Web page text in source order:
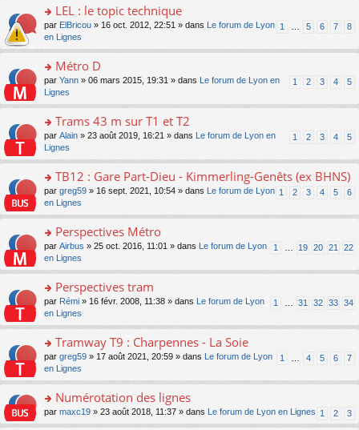
s
ré
c
e
n
le
s
ré
e
g
e
n
o
n
le
s
ré
e
e
s
s
e
n
o
n
lu
pl
ré
c
e
nt
ult
er
le
m
e
s
s
e
n
o
n
lu
pl
ré
c
e
nt
o
n
s
er
le
m
e
s
s
a
n
o
n
lu
le
u
c
e
nt
LEL : le topic technique
1 5 6 7 8
par ElBricou » 16 oct. 2012, 22:51 » dans
Le forum de Lyon
en Lignes
o
s
er
le
m
e
s
s
a
n
o
n
lu
le
u
c
e
nt
Métro D
1 2 3 4 5
par Yann » 06 mars 2015, 19:31 » dans
Le forum de Lyon en
Lignes
o
s
er
le
m
e
s
s
a
n
o
n
lu
le
u
c
e
nt
Trams 43 m sur T1 et T2
1 2 3 4 5
par Alain » 23 août 2019, 16:21 » dans
Le forum de Lyon en
Lignes
o
n
s
er
le
m
e
s
s
a
n
o
n
lu
le
u
TB12 : Gare Part-Dieu - Kimmerling-Genêts (ex BHNS)
1 2 3 4 5 6
par greg59 » 16 sept. 2021, 10:54 » dans
Le forum de Lyon
en Lignes
o
n
s
er
le
m
e
s
s
a
n
o
n
Perspectives Métro
1 19 20 21 22
par Airbus » 25 oct. 2016, 11:01 » dans
Le forum de Lyon
en Lignes
o
n
s
er
le
m
e
s
s
Perspectives tram
1 31 32 33 34
par Rémi » 16 févr. 2008, 11:38 » dans
Le forum de Lyon
en Lignes
o
n
s
er
le
Tramway T9 : Charpennes - La Soie
1 4 5 6 7
par greg59 » 17 août 2021, 20:59 » dans
Le forum de Lyon
en Lignes
o
n
Numérotation des lignes
1 2 3
par maxc19 » 23 août 2018, 11:37 » dans Le forum de Lyon en Lignes